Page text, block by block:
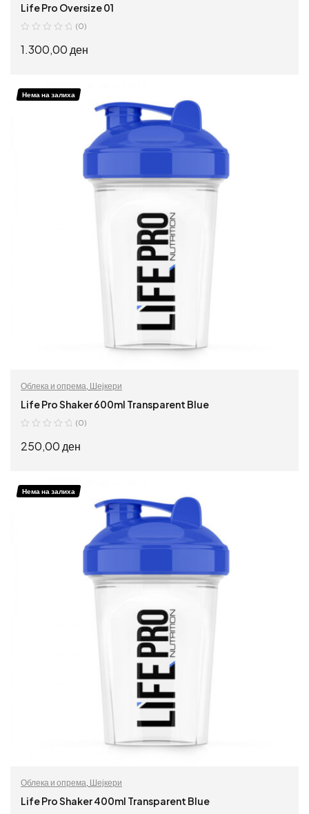
Life Pro Oversize 01
(0)
1.300,00 ден
Нема на залиха
Облека и опрема, Шејкери
Life Pro Shaker 600ml Transparent Blue
(0)
250,00ден
Нема на залиха
Облека и опрема, Шејкери
Life Pro Shaker 400ml Transparent Blue